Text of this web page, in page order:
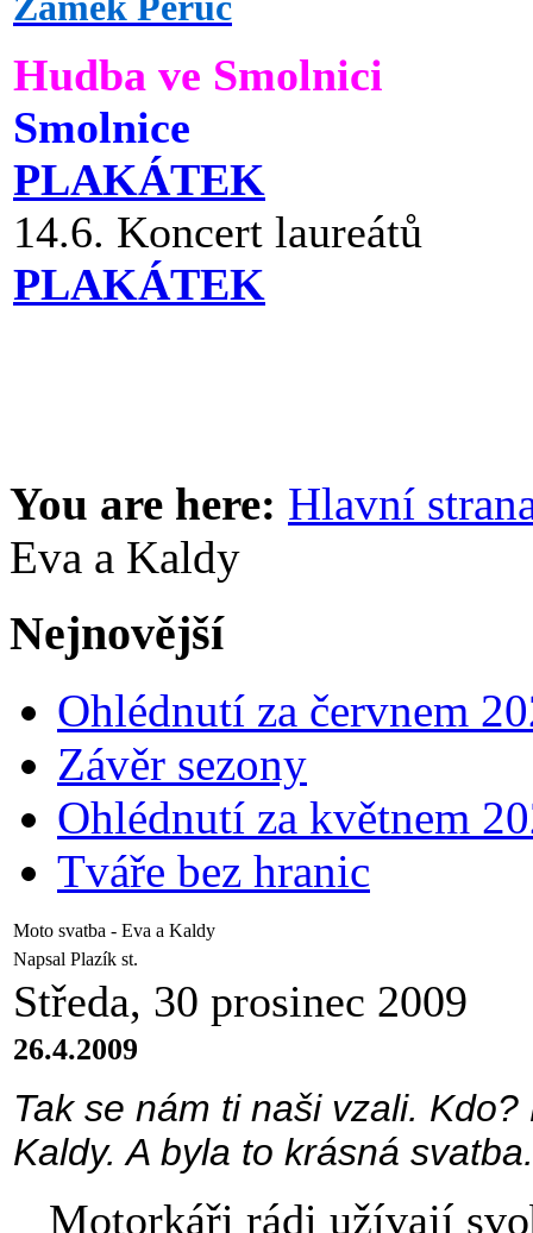
Hudba ve Smolnici
Smolnice
PLAKÁTEK
14.6. Koncert laureátů
PLAKÁTEK
You are here: Hlavní
Eva a Kaldy
Nejnovější
Ohlédnutí za červnem
Závěr sezony
Ohlédnutí za květnem
Tváře bez hranic
Moto svatba - Eva a Kaldy
Napsal Plazík st.
Středa, 30 prosinec 2009
26.4.2009
Tak se nám ti naši vzali.
Kaldy. A byla to krásná svatba.
Motorkáři rádi užívají